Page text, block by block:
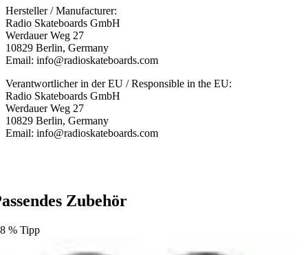
Hersteller / Manufacturer:
Radio Skateboards GmbH
Werdauer Weg 27
10829 Berlin, Germany
Email: info@radioskateboards.com
Verantwortlicher in der EU / Responsible in the EU:
Radio Skateboards GmbH
Werdauer Weg 27
10829 Berlin, Germany
Email: info@radioskateboards.com
Zubehör
% Tipp